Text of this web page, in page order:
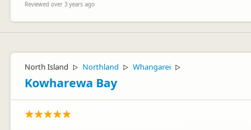
Reviewed over 3 years ago
North Island ▷ Northland ▷ Whangarei ▷
Kowharewa Bay